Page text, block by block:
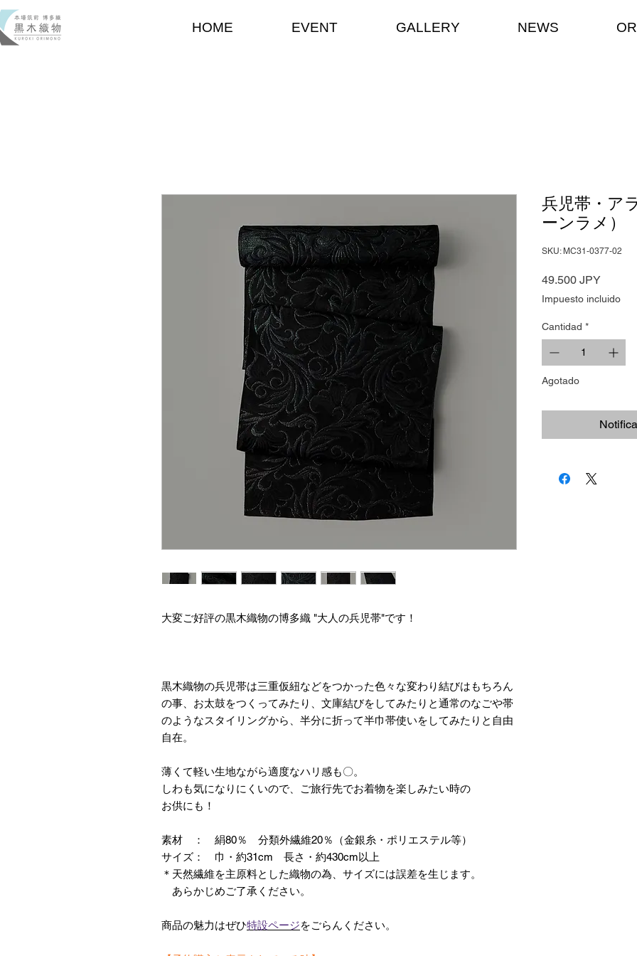
HOME EVENT GALLERY NEWS
大変ご好評の黒木織物の博多織 "大人の兵児帯"です！
黒木織物の兵児帯は三重仮紐などをつかった色々な変わり結びはもちろん
の事、お太鼓をつくってみたり、文庫結びをしてみたりと通常のなごや帯
のようなスタイリングから、半分に折って半巾帯使いをしてみたりと自由
自在。
薄くて軽い生地ながら適度なハリ感も〇。
しわも気になりにくいので、ご旅行先でお着物を楽しみたい時の
お供にも！
素材 ： 絹80％ 分類外繊維20％（金銀糸・ポリエステル等）
サイズ： 巾・約31cm 長さ・約430cm以上
＊天然繊維を主原料とした織物の為、サイズには誤差を生じます。
あらかじめご了承ください。
商品の魅力はぜひ特設ページをごらんください。
兵児帯・ア
ーンラメ）
SKU: MC31-0377-02
49.500 JPYPrecio
Impuesto incluido
Cantidad *
Agotado